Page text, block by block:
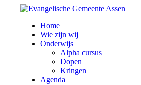
Home
Wie zijn wij
Onderwijs
Alpha cursus
Dopen
Kringen
Agenda